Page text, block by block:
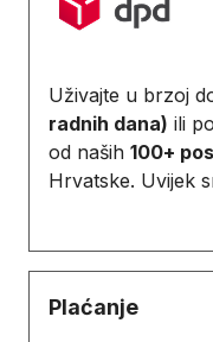
Uživajte u brzoj
radnih dana) ili
od naših 100+
Hrvatske. Uvijek
Plaćanje